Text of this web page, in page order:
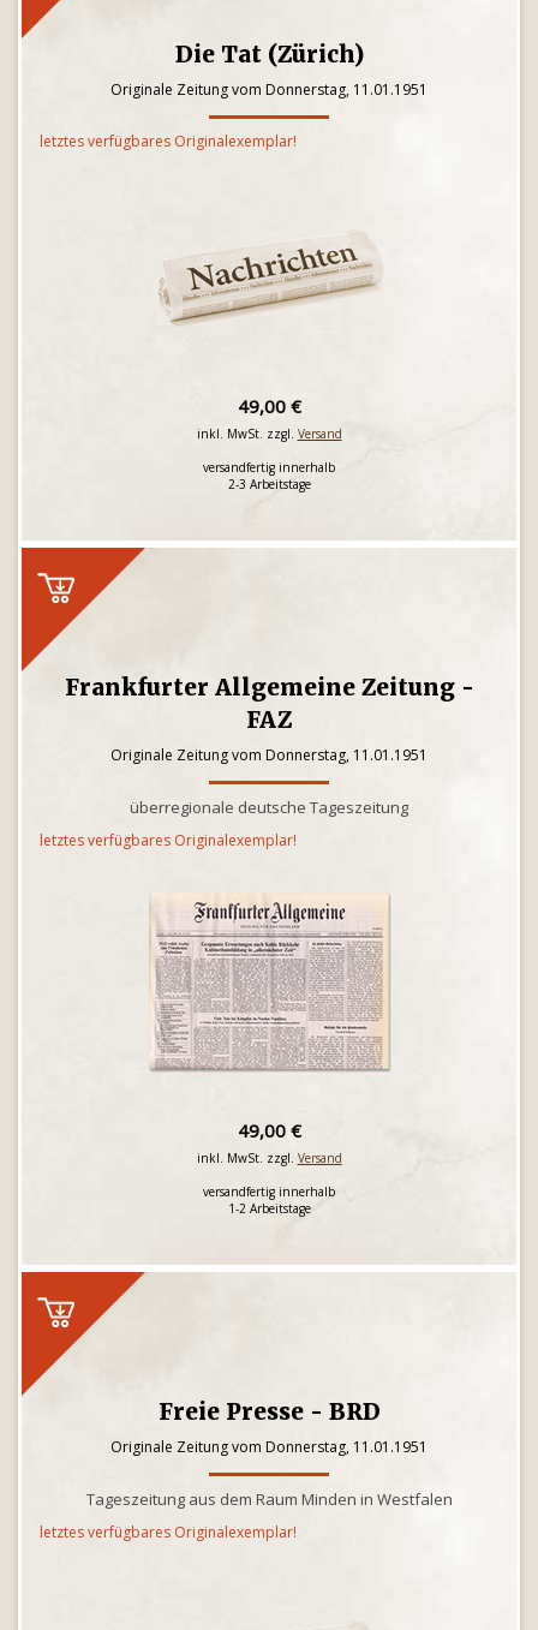
Die Tat (Zürich)
Originale Zeitung vom Donnerstag, 11.01.1951
letztes verfügbares Originalexemplar!
49,00 €
inkl. MwSt. zzgl. Versand
versandfertig innerhalb
2-3 Arbeitstage
Frankfurter Allgemeine Zeitung -
FAZ
Originale Zeitung vom Donnerstag, 11.01.1951
überregionale deutsche Tageszeitung
letztes verfügbares Originalexemplar!
49,00 €
inkl. MwSt. zzgl. Versand
versandfertig innerhalb
1-2 Arbeitstage
Freie Presse - BRD
Originale Zeitung vom Donnerstag, 11.01.1951
Tageszeitung aus dem Raum Minden in Westfalen
letztes verfügbares Originalexemplar!